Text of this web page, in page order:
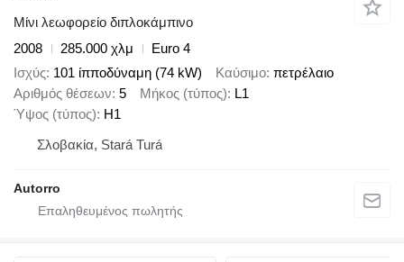
Μίνι λεωφορείο διπλοκάμπινο
2008
285.000 χλμ
Euro 4
Ισχύς 101 ίπποδύναμη (74 kW) Καύσιμο πετρέλαιο
Αριθμός θέσεων 5 Μήκος (τύπος) L1
Ύψος (τύπος) H1
Σλοβακία, Stará Turá
Autorro